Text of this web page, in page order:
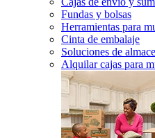
Fundas y bolsas
Herramientas para
Cinta de embalaje
Soluciones de
Alquilar cajas para